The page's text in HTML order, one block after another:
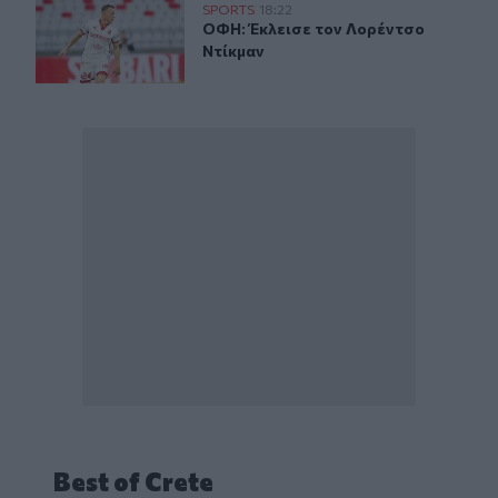
ΟΦΗ: Έκλεισε τον Λορέντσο Ντίκμαν
SPORTS 18:22
ΟΦΗ: Έκλεισε τον Λορέντσο
ΟΦΗ: Έκλεισε τον Λορέντσο
Ντίκμαν
Best of Crete